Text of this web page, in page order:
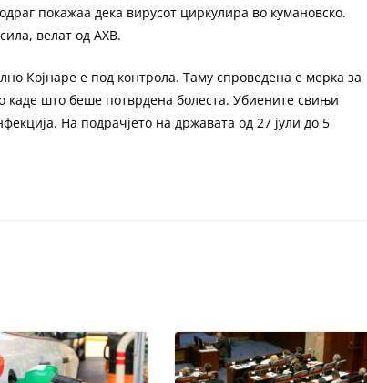
покажаа дека вирусот циркулира во кумановско.
велат од АХВ.
Којнаре е под контрола. Таму спроведена е мерка за
каде што беше потврдена болеста. Убиените свињи
На подрачјето на државата од 27 јули до 5